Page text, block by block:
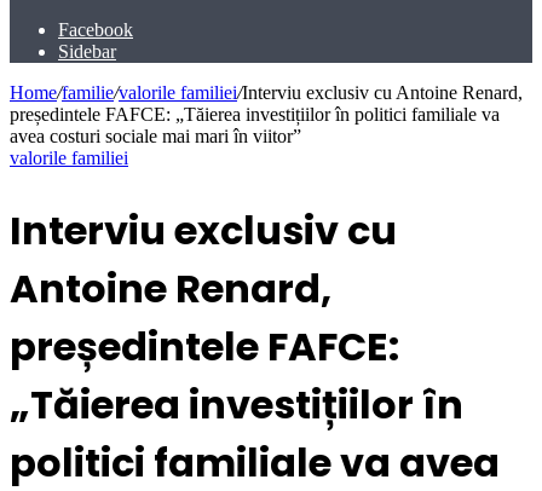
Facebook
Sidebar
Home/familie/valorile familiei/Interviu exclusiv cu Antoine Renard,
președintele FAFCE: „Tăierea investițiilor în politici familiale va
avea costuri sociale mai mari în viitor”
valorile familiei
Interviu exclusiv cu
Antoine Renard,
președintele FAFCE:
„Tăierea investițiilor în
politici familiale va avea